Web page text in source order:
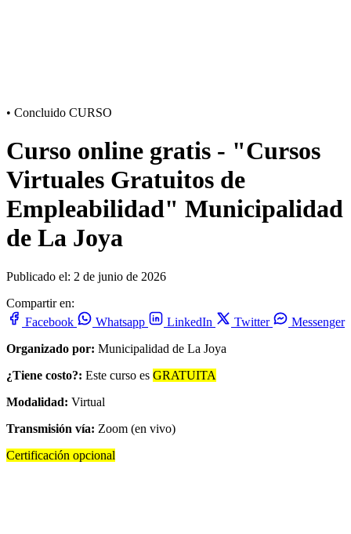
• Concluido CURSO
Curso online gratis - "Cursos
Virtuales Gratuitos de
Empleabilidad" Municipalidad
de La Joya
Publicado el: 2 de junio de 2026
Compartir en:
Facebook
Whatsapp LinkedIn Twitter
Messenger
Organizado por: Municipalidad de La Joya
¿Tiene costo?: Este curso es GRATUITA
Modalidad: Virtual
Transmisión vía: Zoom (en vivo)
Certificación opcional